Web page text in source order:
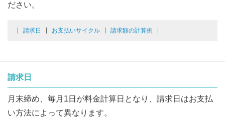
ださい。
請求日 お支払いサイクル 請求額の計算例
請求日
月末締め、毎月1日が料金計算日となり、請求日はお支払
い方法によって異なります。